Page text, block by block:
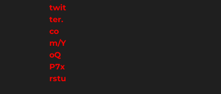
twit
ter.
co
m/Y
oQ
P7x
rstu